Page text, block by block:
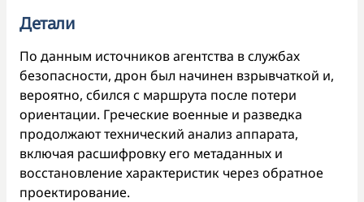
Детали
По данным источников агентства в службах
безопасности, дрон был начинен взрывчаткой и,
вероятно, сбился с маршрута после потери
ориентации. Греческие военные и разведка
продолжают технический анализ аппарата,
включая расшифровку его метаданных и
восстановление характеристик через обратное
проектирование.